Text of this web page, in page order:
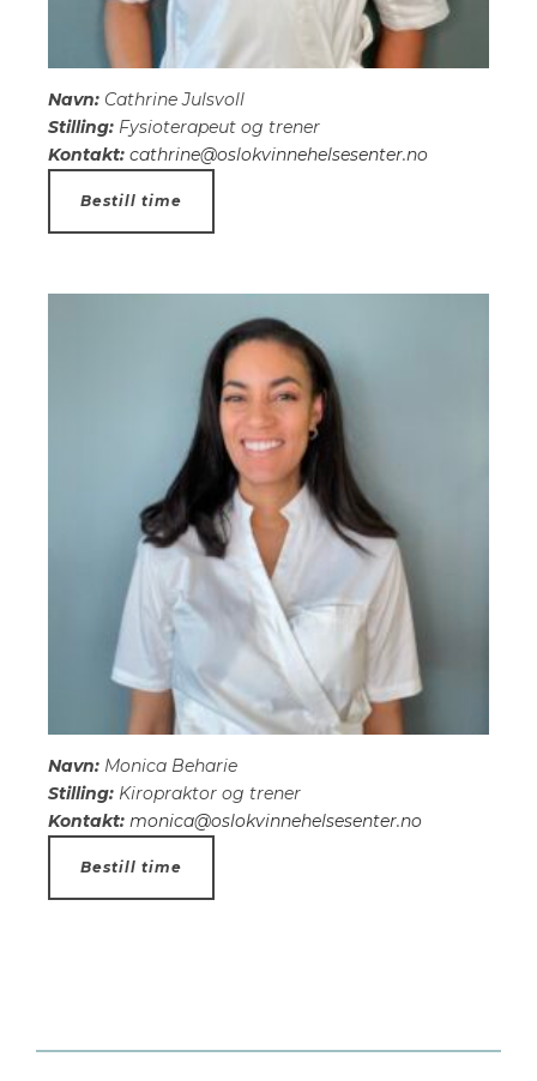
Navn: Cathrine Julsvoll
Stilling: Fysioterapeut og trener
Kontakt: cathrine@oslokvinnehelsesenter.no
Bestill time
Navn: Monica Beharie
Stilling: Kiropraktor og trener
Kontakt: monica@oslokvinnehelsesenter.no
Bestill time